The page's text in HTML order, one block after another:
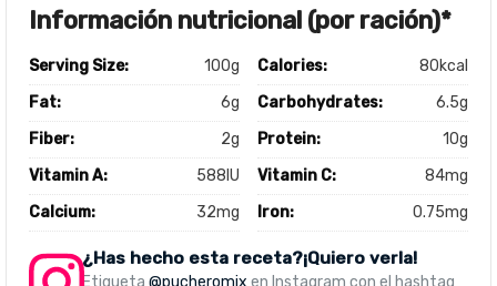
Información nutricional (por ración)*
Serving Size: 100g Calories:
80kcal
Fat:
6g Carbohydrates:
6.5g
Fiber:
2g Protein:
10g
Vitamin A:
588IU Vitamin C:
84mg
Calcium:
32mg Iron: 0.75mg
¿Has hecho esta receta?¡Quiero verla!